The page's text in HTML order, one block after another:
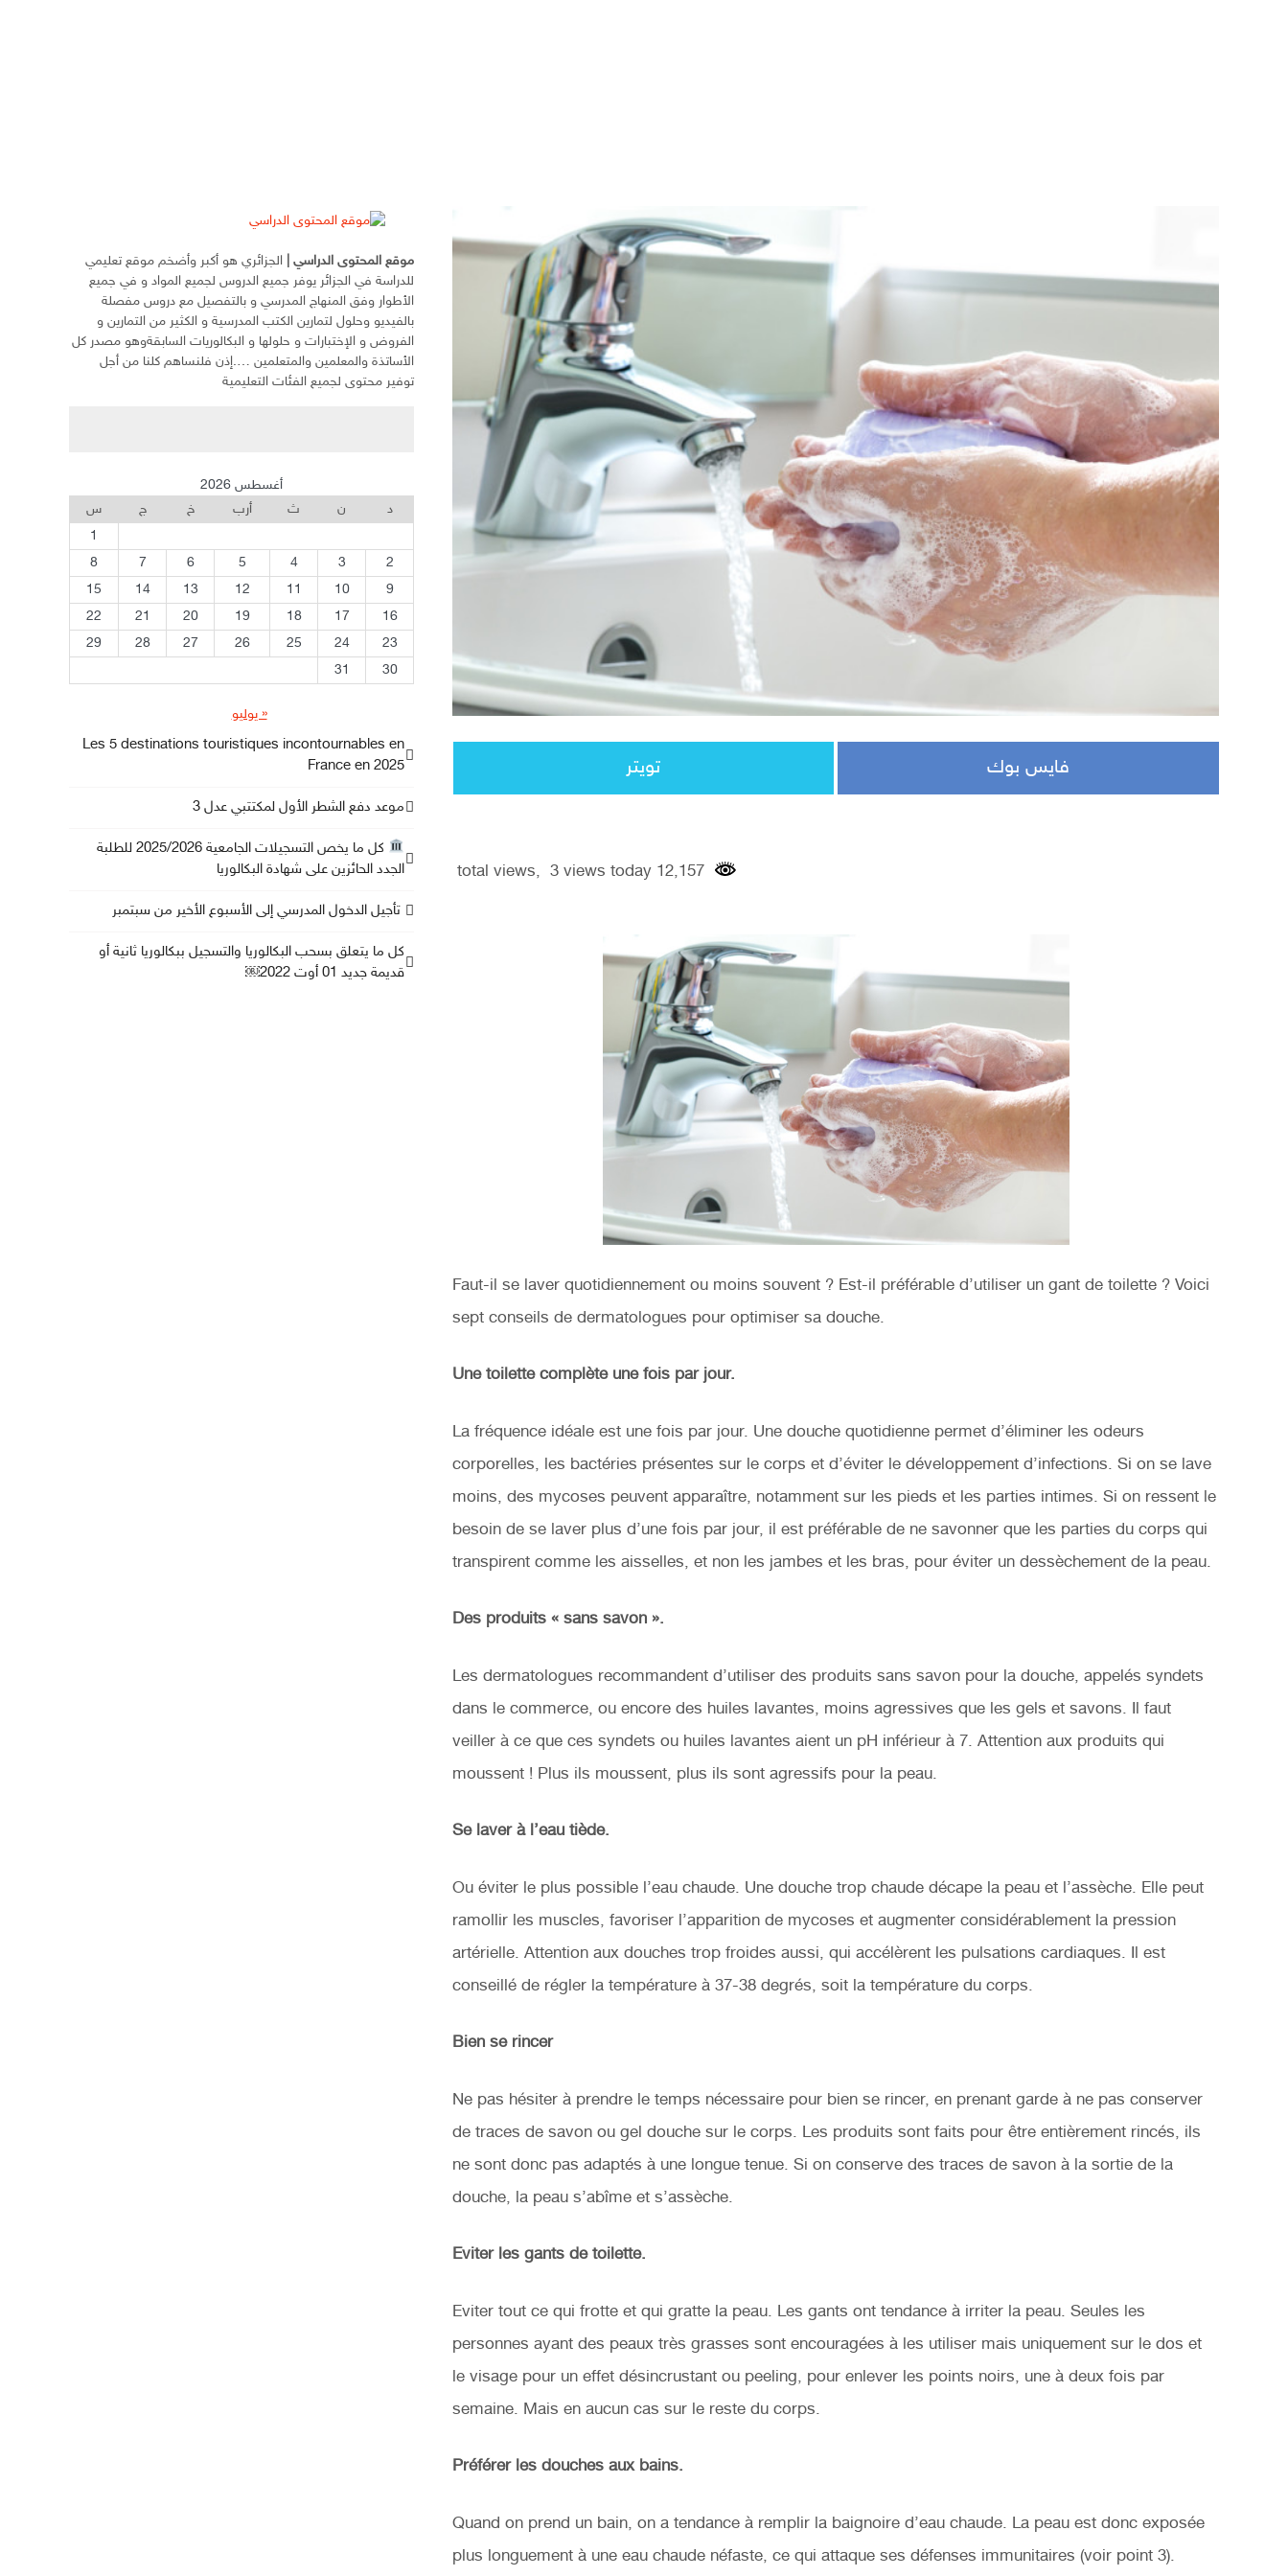
فايس بوك تويتر
Faut-il se laver quotidiennement ou moins souvent ? Est-il préférable d’utiliser un gant de toilette ? Voici
sept conseils de dermatologues pour optimiser sa douche.
Une toilette complète une fois par jour.
La fréquence idéale est une fois par jour. Une douche quotidienne permet d’éliminer les odeurs
corporelles, les bactéries présentes sur le corps et d’éviter le développement d’infections. Si on se lave
moins, des mycoses peuvent apparaître, notamment sur les pieds et les parties intimes. Si on ressent le
besoin de se laver plus d’une fois par jour, il est préférable de ne savonner que les parties du corps qui
transpirent comme les aisselles, et non les jambes et les bras, pour éviter un dessèchement de la peau.
Des produits « sans savon ».
Les dermatologues recommandent d’utiliser des produits sans savon pour la douche, appelés syndets
dans le commerce, ou encore des huiles lavantes, moins agressives que les gels et savons. Il faut
veiller à ce que ces syndets ou huiles lavantes aient un pH inférieur à 7. Attention aux produits qui
moussent ! Plus ils moussent, plus ils sont agressifs pour la peau.
Se laver à l’eau tiède.
Ou éviter le plus possible l’eau chaude. Une douche trop chaude décape la peau et l’assèche. Elle peut
ramollir les muscles, favoriser l’apparition de mycoses et augmenter considérablement la pression
artérielle. Attention aux douches trop froides aussi, qui accélèrent les pulsations cardiaques. Il est
conseillé de régler la température à 37-38 degrés, soit la température du corps.
Bien se rincer
Ne pas hésiter à prendre le temps nécessaire pour bien se rincer, en prenant garde à ne pas conserver
de traces de savon ou gel douche sur le corps. Les produits sont faits pour être entièrement rincés, ils
ne sont donc pas adaptés à une longue tenue. Si on conserve des traces de savon à la sortie de la
douche, la peau s’abîme et s’assèche.
Eviter les gants de toilette.
Eviter tout ce qui frotte et qui gratte la peau. Les gants ont tendance à irriter la peau. Seules les
personnes ayant des peaux très grasses sont encouragées à les utiliser mais uniquement sur le dos et
le visage pour un effet désincrustant ou peeling, pour enlever les points noirs, une à deux fois par
semaine. Mais en aucun cas sur le reste du corps.
Préférer les douches aux bains.
Quand on prend un bain, on a tendance à remplir la baignoire d’eau chaude. La peau est donc exposée
plus longuement à une eau chaude néfaste, ce qui attaque ses défenses immunitaires (voir point 3).
موقع المحتوى الدراسي
الجزائري هو أكبر وأضخم موقع تعليمي
للدراسة في الجزائر يوفر جميع الدروس لجميع المواد و في جميع
الأطوار وفق المنهاج المدرسي و بالتفصيل مع دروس مفصلة
بالفيديو وحلول لتمارين الكتب المدرسية و الكثير من التمارين و
الفروض و الإختبارات و حلولها و البكالوريات السابقةوهو مصدر كل
الأساتذة والمعلمين والمتعلمين ….إذن فلنساهم كلنا من أجل
توفير محتوى لجميع الفئات التعليمية
أغسطس 2026
د
ن ث أرب خ ج
س
1
2
3
4
5
6
7
8
9
10
11
12
13
14
15
16
17
18
19
20
21
22
23
24
25
26
27
28
29
30
31
« يوليو
Les 5 destinations touristiques incontournables en
France en 2025
موعد دفع الشطر الأول لمكتتبي عدل 3
كل ما يخص التسجيلات الجامعية 2025/2026 للطلبة
الجدد الحائزين على شهادة البكالوريا
تأجيل الدخول المدرسي إلى الأسبوع الأخير من سبتمبر
كل ما يتعلق بسحب البكالوريا والتسجيل ببكالوريا ثانية أو
قديمة جديد 01 أوت 2022￼